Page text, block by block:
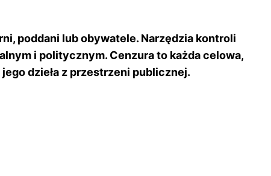
poddani lub obywatele. Narzędzia kontroli
i politycznym. Cenzura to każda celowa,
dzieła z przestrzeni publicznej.